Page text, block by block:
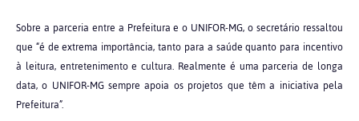
Sobre a parceria entre a Prefeitura e o UNIFOR-MG, o secretário ressaltou
que “é de extrema importância, tanto para a saúde quanto para incentivo
à leitura, entretenimento e cultura. Realmente é uma parceria de longa
data, o UNIFOR-MG sempre apoia os projetos que têm a iniciativa pela
Prefeitura”.